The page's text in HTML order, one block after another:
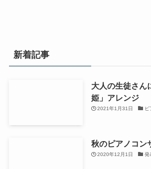
新着記事
大人の生徒さん
姫」アレンジ
2021年1月31日
秋のピアノコン
2020年12月1日 発